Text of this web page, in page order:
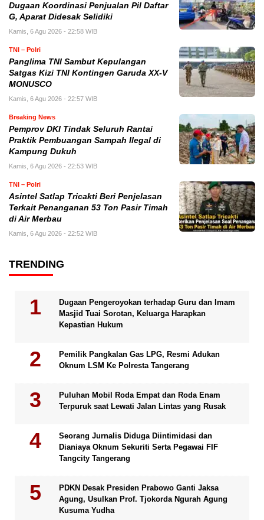
Dugaan Koordinasi Penjualan Pil Daftar
G, Aparat Didesak Selidiki
Kamis, 6 Agu 2026 - 22:58 WIB
TNI – Polri
Panglima TNI Sambut Kepulangan
Satgas Kizi TNI Kontingen Garuda XX-V
MONUSCO
Kamis, 6 Agu 2026 - 22:57 WIB
Breaking News
Pemprov DKI Tindak Seluruh Rantai
Praktik Pembuangan Sampah Ilegal di
Kampung Dukuh
Kamis, 6 Agu 2026 - 22:53 WIB
TNI – Polri
Asintel Satlap Tricakti Beri Penjelasan
Terkait Penanganan 53 Ton Pasir Timah
di Air Merbau
Kamis, 6 Agu 2026 - 22:52 WIB
TRENDING
Dugaan Pengeroyokan terhadap Guru dan Imam
Masjid Tuai Sorotan, Keluarga Harapkan
Kepastian Hukum
Pemilik Pangkalan Gas LPG, Resmi Adukan
Oknum LSM Ke Polresta Tangerang
Puluhan Mobil Roda Empat dan Roda Enam
Terpuruk saat Lewati Jalan Lintas yang Rusak
Seorang Jurnalis Diduga Diintimidasi dan
Dianiaya Oknum Sekuriti Serta Pegawai FIF
Tangcity Tangerang
PDKN Desak Presiden Prabowo Ganti Jaksa
Agung, Usulkan Prof. Tjokorda Ngurah Agung
Kusuma Yudha